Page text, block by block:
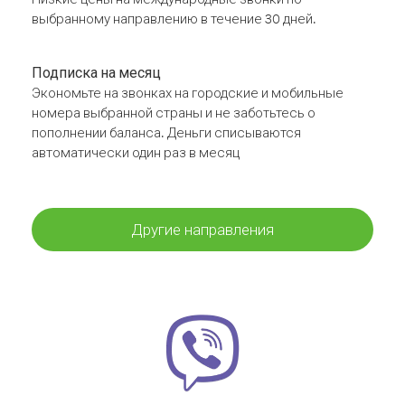
выбранному направлению в течение 30 дней.
Подписка на месяц
Экономьте на звонках на городские и мобильные
номера выбранной страны и не заботьтесь о
пополнении баланса. Деньги списываются
автоматически один раз в месяц
Другие направления